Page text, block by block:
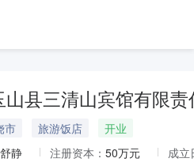
山县三清山宾馆有限责
市 旅游饭店
开业
舒静 注册资本： 50万元
成立